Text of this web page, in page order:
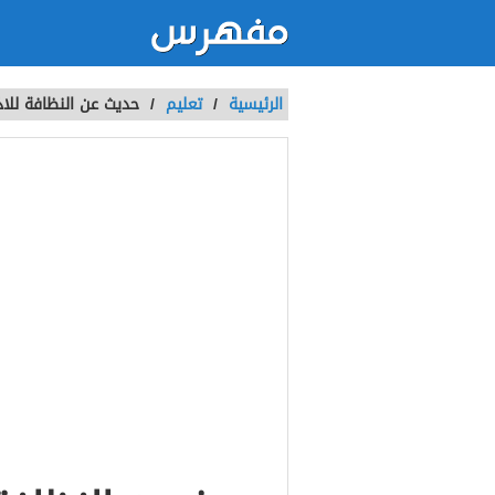
الرئيسية / تعليم / حديث عن النظافة